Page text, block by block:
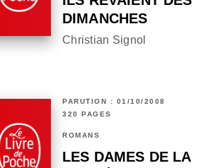
DIMANCHES
Christian Signol
PARUTION : 01/10/2008
320 PAGES
ROMANS
LES DAMES DE LA